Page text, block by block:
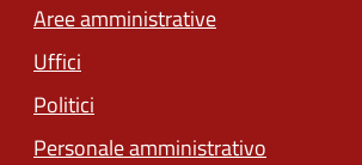
Aree amministrative
Uffici
Politici
Personale amministrativo